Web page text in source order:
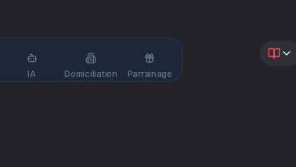
IA Domiciliation Parrainage